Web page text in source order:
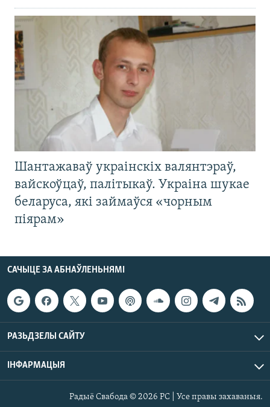
Шантажаваў украінскіх валянтэраў,
вайскоўцаў, палітыкаў. Украіна шукае
беларуса, які займаўся «чорным
піярам»
САЧЫЦЕ ЗА АБНАЎЛЕНЬНЯМІ
РАЗЬДЗЕЛЫ САЙТУ
ІНФАРМАЦЫЯ
Радыё Свабода © 2026 РС | Усе правы захаваныя.